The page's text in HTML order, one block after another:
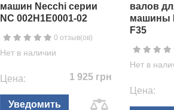
машин Necchi серии
NC 002H1E0001-02
0 отзыв(ов)
Нет в наличии
Цена: 1 925 грн
Уведомить
валов
машины
F35
Нет в
Цена: